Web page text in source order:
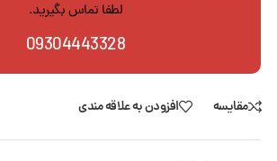
لطفا تماس بگیرید.
09304443328
مقایسه افزودن به علاقه مندی